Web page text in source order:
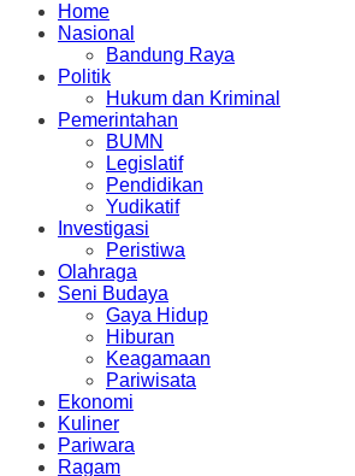
Home
Nasional
Bandung Raya
Politik
Hukum dan Kriminal
Pemerintahan
BUMN
Legislatif
Pendidikan
Yudikatif
Investigasi
Peristiwa
Olahraga
Seni Budaya
Gaya Hidup
Hiburan
Keagamaan
Pariwisata
Ekonomi
Kuliner
Pariwara
Ragam